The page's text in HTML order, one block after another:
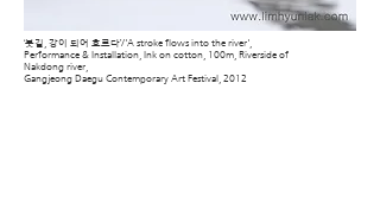
‘붓길, 강이 되어 흐르다’/'A stroke flows into the river',
Performance & Installation, Ink on cotton, 100m, Riverside of
Nakdong river,
Gangjeong Daegu Contemporary Art Festival, 2012